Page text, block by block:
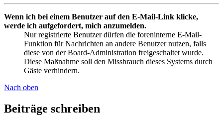
Wenn ich bei einem Benutzer auf den E-Mail-Link klicke,
werde ich aufgefordert, mich anzumelden.
Nur registrierte Benutzer dürfen die foreninterne E-Mail-
Funktion für Nachrichten an andere Benutzer nutzen, falls
diese von der Board-Administration freigeschaltet wurde.
Diese Maßnahme soll den Missbrauch dieses Systems durch
Gäste verhindern.
Nach oben
Beiträge schreiben